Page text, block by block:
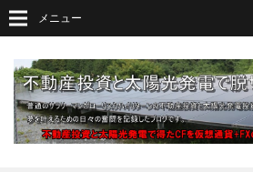
メニュー